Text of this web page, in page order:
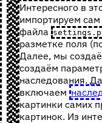
Интересного в
импортируем сам
файла
разметке поля
Далее, мы
создаём
наследования.
включаем
картинки самих
картинок. Из